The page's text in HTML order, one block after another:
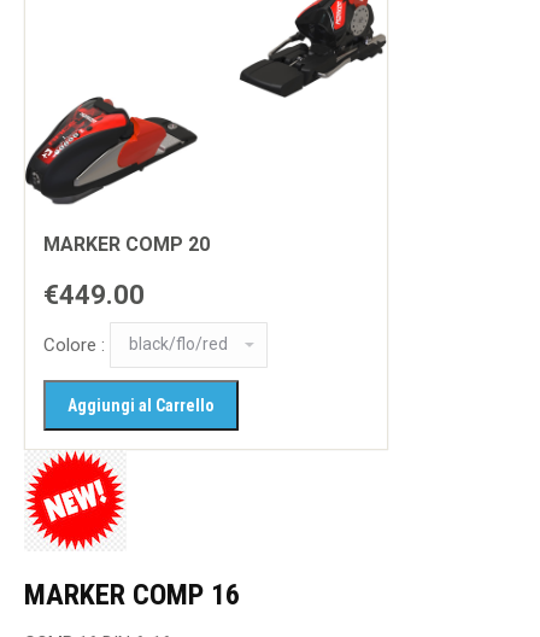
MARKER COMP 20
€449.00
Colore :
MARKER COMP 16